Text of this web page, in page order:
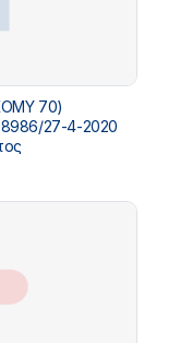
70)
8986/27-4-2020